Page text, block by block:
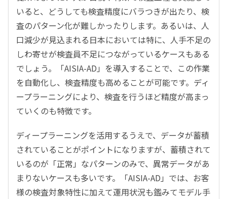
いると、どうしても検査精度にバラつきが出たり、検
査のパターン化が難しかったりします。あるいは、人
口減少が見込まれる日本においては特に、人手不足の
しわ寄せが検査員不足につながっているケースもある
でしょう。「AISIA-AD」を導入することで、この作業
を自動化し、検査精度も高めることが可能です。ディ
ープラーニングにより、検査を行うほど精度が高まっ
ていくのも特徴です。
ディープラーニングを活用するうえで、データが蓄積
されていることがポイントになりますが、蓄積されて
いるのが「正常」なパターンのみで、異常データがあ
まりないケースも多いです。「AISIA-AD」では、お客
様の検査対象特性に加えて運用状況も鑑みてモデル手